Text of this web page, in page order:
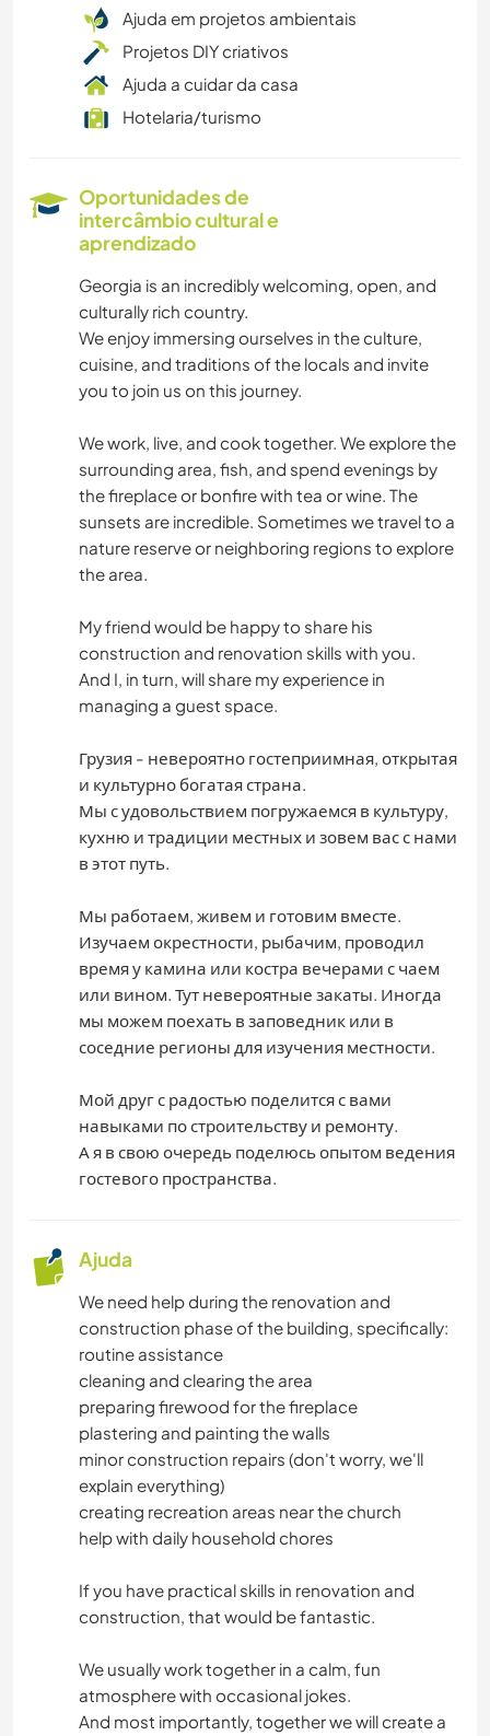
Ajuda em projetos ambientais
Projetos DIY criativos
Ajuda a cuidar da casa
Hotelaria/turismo
Oportunidades de
intercâmbio cultural e
aprendizado
Georgia is an incredibly welcoming, open, and
culturally rich country.
We enjoy immersing ourselves in the culture,
cuisine, and traditions of the locals and invite
you to join us on this journey.
We work, live, and cook together. We explore the
surrounding area, fish, and spend evenings by
the fireplace or bonfire with tea or wine. The
sunsets are incredible. Sometimes we travel to a
nature reserve or neighboring regions to explore
the area.
My friend would be happy to share his
construction and renovation skills with you.
And I, in turn, will share my experience in
managing a guest space.
Грузия - невероятно гостеприимная, открытая
и культурно богатая страна.
Мы с удовольствием погружаемся в культуру,
кухню и традиции местных и зовем вас с нами
в этот путь.
Мы работаем, живем и готовим вместе.
Изучаем окрестности, рыбачим, проводил
время у камина или костра вечерами с чаем
или вином. Тут невероятные закаты. Иногда
мы можем поехать в заповедник или в
соседние регионы для изучения местности.
Мой друг с радостью поделится с вами
навыками по строительству и ремонту.
А я в свою очередь поделюсь опытом ведения
гостевого пространства.
Ajuda
We need help during the renovation and
construction phase of the building, specifically:
routine assistance
cleaning and clearing the area
preparing firewood for the fireplace
plastering and painting the walls
minor construction repairs (don't worry, we'll
explain everything)
creating recreation areas near the church
help with daily household chores
If you have practical skills in renovation and
construction, that would be fantastic.
We usually work together in a calm, fun
atmosphere with occasional jokes.
And most importantly, together we will create a